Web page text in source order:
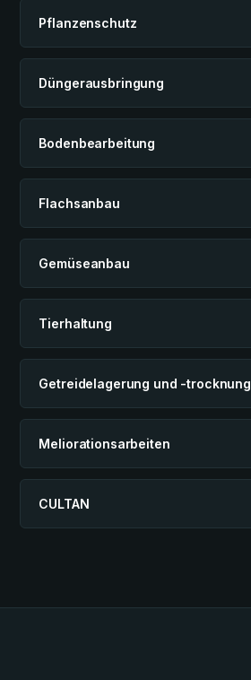
Pflanzenschutz
Düngerausbringung
Bodenbearbeitung
Flachsanbau
Gemüseanbau
Tierhaltung
Getreidelagerung und -trocknung
Meliorationsarbeiten
CULTAN